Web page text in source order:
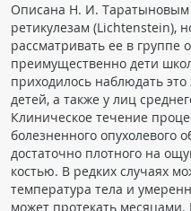
Описана Н. И. Таратыновым
ретикулезам (Lichtenstein),
рассматривать ее в группе
преимущественно дети
приходилось наблюдать
детей, а также у лиц
Клиническое течение
болезненного опухолевого
достаточно плотного на
костью. В редких случаях
температура тела и
может протекать месяцами.